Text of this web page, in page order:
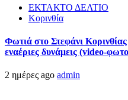
ΕΚΤΑΚΤΟ ΔΕΛΤΙΟ
Κορινθία
Φωτιά στο Στεφάνι Κορινθίας
εναέριες δυνάμεις (video-
2 ημέρες ago admin